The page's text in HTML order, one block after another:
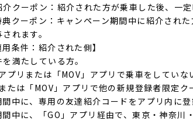
クーポン：紹介された方が乗車した後、一定
クーポン：キャンペーン期間中に紹介され
れます。
条件：紹介された側】
満たしている方。
プリまたは「MOV」アプリで乗車をしていな
たは「MOV」アプリで他の新規登録者限定ク
間中に、専用の友達紹介コードをアプリ内に
間中に、「GO」アプリ経由で、東京・神奈